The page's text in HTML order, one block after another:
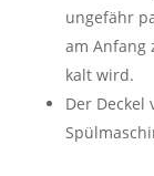
ungefähr
am Anfang
kalt wird.
Der